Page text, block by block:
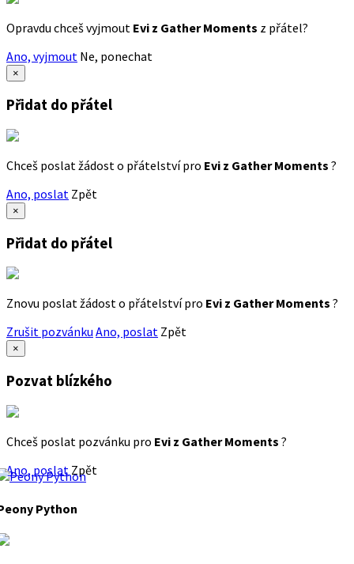
Opravdu chceš vyjmout Evi z Gather Moments z přátel?
Ano, vyjmout Ne, ponechat
×
Přidat do přátel
Chceš poslat žádost o přátelství pro Evi z Gather Moments ?
Ano, poslat Zpět
×
Přidat do přátel
Znovu poslat žádost o přátelství pro Evi z Gather Moments ?
Zrušit pozvánku Ano, poslat Zpět
×
Pozvat blízkého
Chceš poslat pozvánku pro Evi z Gather Moments ?
Ano, poslat Zpět
Python